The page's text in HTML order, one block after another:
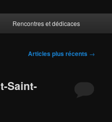
Rencontres et dédicaces
Articles plus récents →
Saint-